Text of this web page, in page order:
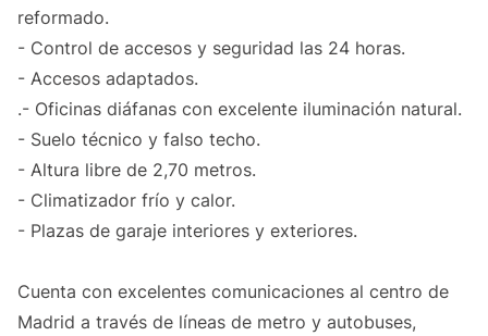
reformado.
- Control de accesos y seguridad las 24 horas.
- Accesos adaptados.
.- Oficinas diáfanas con excelente iluminación natural.
- Suelo técnico y falso techo.
- Altura libre de 2,70 metros.
- Climatizador frío y calor.
- Plazas de garaje interiores y exteriores.
Cuenta con excelentes comunicaciones al centro de
Madrid a través de líneas de metro y autobuses,